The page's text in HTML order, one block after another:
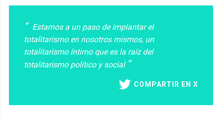
Estamos a un paso de implantar el
totalitarismo en nosotros mismos, un
totalitarismo íntimo que es la raíz del
totalitarismo político y social
COMPARTIR EN X